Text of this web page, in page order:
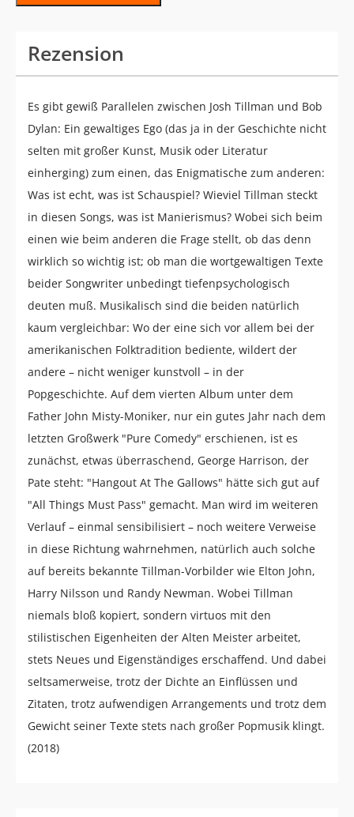
Rezension
Es gibt gewiß Parallelen zwischen Josh Tillman und Bob
Dylan: Ein gewaltiges Ego (das ja in der Geschichte nicht
selten mit großer Kunst, Musik oder Literatur
einherging) zum einen, das Enigmatische zum anderen:
Was ist echt, was ist Schauspiel? Wieviel Tillman steckt
in diesen Songs, was ist Manierismus? Wobei sich beim
einen wie beim anderen die Frage stellt, ob das denn
wirklich so wichtig ist; ob man die wortgewaltigen Texte
beider Songwriter unbedingt tiefenpsychologisch
deuten muß. Musikalisch sind die beiden natürlich
kaum vergleichbar: Wo der eine sich vor allem bei der
amerikanischen Folktradition bediente, wildert der
andere – nicht weniger kunstvoll – in der
Popgeschichte. Auf dem vierten Album unter dem
Father John Misty-Moniker, nur ein gutes Jahr nach dem
letzten Großwerk "Pure Comedy" erschienen, ist es
zunächst, etwas überraschend, George Harrison, der
Pate steht: "Hangout At The Gallows" hätte sich gut auf
"All Things Must Pass" gemacht. Man wird im weiteren
Verlauf – einmal sensibilisiert – noch weitere Verweise
in diese Richtung wahrnehmen, natürlich auch solche
auf bereits bekannte Tillman-Vorbilder wie Elton John,
Harry Nilsson und Randy Newman. Wobei Tillman
niemals bloß kopiert, sondern virtuos mit den
stilistischen Eigenheiten der Alten Meister arbeitet,
stets Neues und Eigenständiges erschaffend. Und dabei
seltsamerweise, trotz der Dichte an Einflüssen und
Zitaten, trotz aufwendigen Arrangements und trotz dem
Gewicht seiner Texte stets nach großer Popmusik klingt.
(2018)